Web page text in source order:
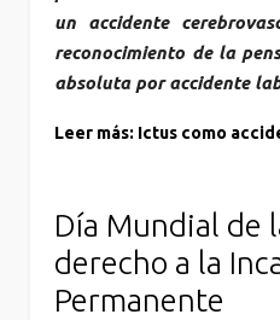
un accidente
reconocimiento de la
absoluta por accidente
Leer más: Ictus como
Día Mundial de
derecho a la
Permanente